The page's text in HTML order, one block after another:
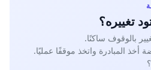
تغييره؟
بالوقوف ساكنًا.
المبادرة واتخذ موقفًا عمليًا.